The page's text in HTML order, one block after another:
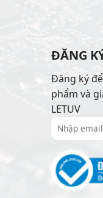
ĐĂNG
Đăng ký
phẩm và
LETUV